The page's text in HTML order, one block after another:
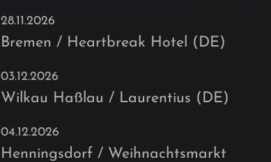
28.11.2026
Bremen / Heartbreak Hotel (DE)
03.12.2026
Wilkau Haßlau / Laurentius (DE)
04.12.2026
Henningsdorf / Weihnachtsmarkt